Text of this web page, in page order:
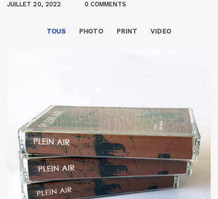
JUILLET 20, 2022 0 COMMENTS
TOUS PHOTO PRINT VIDEO